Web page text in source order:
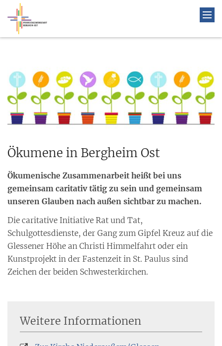
Ökumene in Bergheim Ost
Ökumenische Zusammenarbeit heißt bei uns
gemeinsam caritativ tätig zu sein und gemeinsam
unseren Glauben nach außen sichtbar zu machen.
Die caritative Initiative Rat und Tat,
Schulgottesdienste, der Gang zum Gipfel Kreuz auf die
Glessener Höhe an Christi Himmelfahrt oder ein
Kunstprojekt in der Fastenzeit in St. Paulus sind
Zeichen der beiden Schwesterkirchen.
Weitere Informationen